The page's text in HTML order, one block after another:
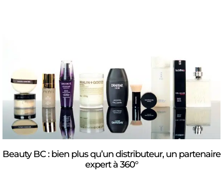
Beauty BC : bien plus qu’un distributeur, un partenaire
expert à 360°